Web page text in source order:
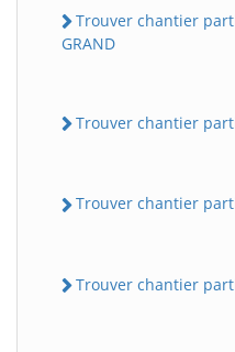
Trouver chantier
GRAND
Trouver chantier
Trouver chantier
Trouver chantier